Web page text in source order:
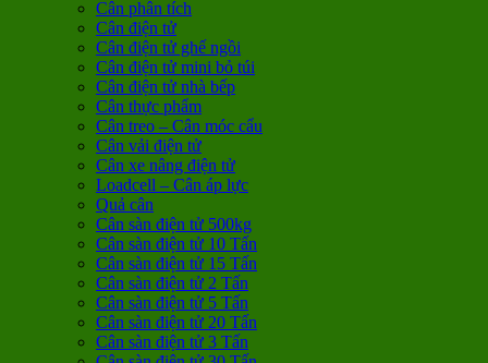
Cân phân tích
Cân điện tử
Cân điện tử ghế ngồi
Cân điện tử mini bỏ túi
Cân điện tử nhà bếp
Cân thực phẩm
Cân treo – Cân móc cẩu
Cân vải điện tử
Cân xe nâng điện tử
Loadcell – Cân áp lực
Quả cân
Cân sàn điện tử 500kg
Cân sàn điện tử 10 Tấn
Cân sàn điện tử 15 Tấn
Cân sàn điện tử 2 Tấn
Cân sàn điện tử 5 Tấn
Cân sàn điện tử 20 Tấn
Cân sàn điện tử 3 Tấn